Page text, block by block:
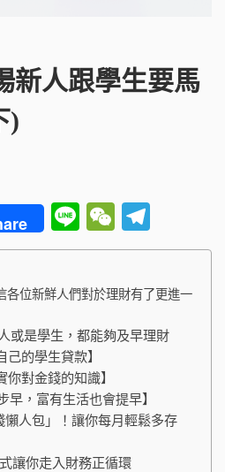
新人跟學生要馬
)
Li
n
W
e
h
a
el
g
ra
各位新鮮人們對於理財有了更進一
或是學生，都能夠及早理財
己的學生貸款】
你對金錢的知識】
早，富有生活也會提早】
懶人包」！讓你每月輕鬆多存
讓你走入財務正循環